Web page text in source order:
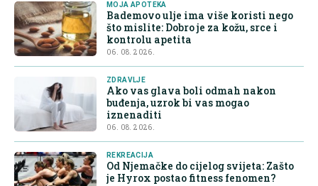
MOJA APOTEKA
Bademovo ulje ima više koristi nego
što mislite: Dobro je za kožu, srce i
kontrolu apetita
06. 08. 2026.
ZDRAVLJE
Ako vas glava boli odmah nakon
buđenja, uzrok bi vas mogao
iznenaditi
06. 08. 2026.
REKREACIJA
Od Njemačke do cijelog svijeta: Zašto
je Hyrox postao fitness fenomen?